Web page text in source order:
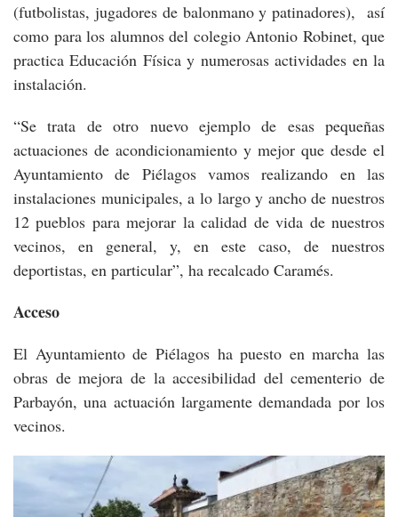
(futbolistas, jugadores de balonmano y patinadores), así
como para los alumnos del colegio Antonio Robinet, que
practica Educación Física y numerosas actividades en la
instalación.
“Se trata de otro nuevo ejemplo de esas pequeñas
actuaciones de acondicionamiento y mejor que desde el
Ayuntamiento de Piélagos vamos realizando en las
instalaciones municipales, a lo largo y ancho de nuestros
12 pueblos para mejorar la calidad de vida de nuestros
vecinos, en general, y, en este caso, de nuestros
deportistas, en particular”, ha recalcado Caramés.
Acceso
El Ayuntamiento de Piélagos ha puesto en marcha las
obras de mejora de la accesibilidad del cementerio de
Parbayón, una actuación largamente demandada por los
vecinos.